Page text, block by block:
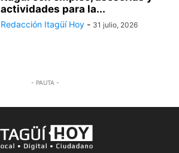
actividades para la...
Redacción Itagüí Hoy - 31 julio, 2026
- PAUTA -